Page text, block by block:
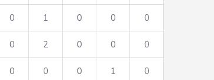
0 1 0 0 0
0 2 0 0 0
0 0 0 1 0